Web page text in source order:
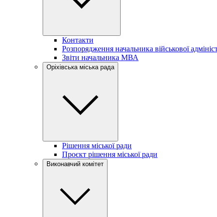
Контакти
Розпорядження начальника військової
Звіти начальника МВА
Оріхівська міська рада
Рішення міської ради
Проєкт рішення міської ради
Виконавчий комітет